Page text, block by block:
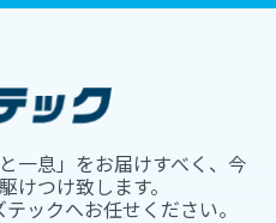
一息」をお届けすべく、今
けつけ致します。
ックへお任せください。